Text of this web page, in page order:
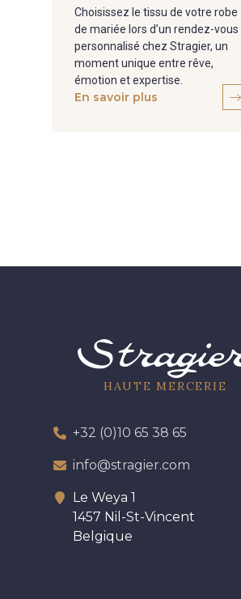
Choisissez le tissu de votre robe
de mariée lors d’un rendez-vous
personnalisé chez Stragier, un
moment unique entre rêve,
émotion et expertise.
En savoir plus
HAUTE MERCERIE
+32 (0)10 65 38 65
info@stragier.com
Le Weya 1
1457 Nil-St-Vincent
Belgique